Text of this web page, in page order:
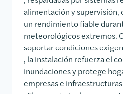
alimentación y supervisión,
un rendimiento fiable
meteorológicos extremos.
soportar condiciones
, la instalación refuerza el
inundaciones y protege
empresas e